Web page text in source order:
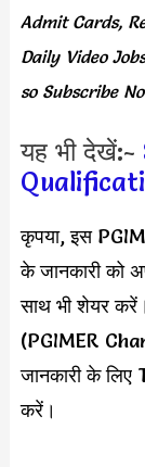
Admit Cards,
Daily Video
so Subscribe
यह भी देखें:-
कृपया, इस
के जानकारी को
साथ भी शेयर
(PGIMER
जानकारी के लिए
करें।